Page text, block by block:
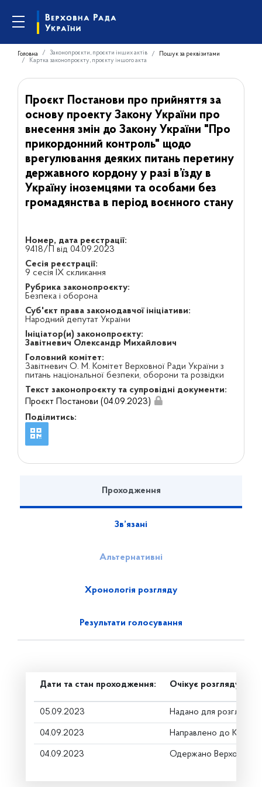
Головна Законопроєкти, проєкти інших актів
Пошук за реквізитами
Картка законопроєкту, проєкту іншого акта
Проєкт Постанови про прийняття за
основу проекту Закону України про
внесення змін до Закону України "Про
прикордонний контроль" щодо
врегулювання деяких питань перетину
державного кордону у разі в’їзду в
Україну іноземцями та особами без
громадянства в період воєнного стану
Номер, дата реєстрації:
9418/П від 04.09.2023
Сесія реєстрації:
9 сесія IX скликання
Рубрика законопроєкту:
Безпека і оборона
Суб'єкт права законодавчої ініціативи:
Народний депутат України
Ініціатор(и) законопроєкту:
Завітневич Олександр Михайлович
Головний комітет:
Завітневич О. М. Комітет Верховної Ради України з
питань національної безпеки, оборони та розвідки
Текст законопроєкту та супровідні документи:
Проєкт Постанови (04.09.2023)
Поділитись:
Проходження
Зв’язані
Альтернативні
Хронологія розгляду
Результати голосування
Дати та стан проходження: Очікує розгляду
05.09.2023 Надано для розгляду
04.09.2023 Направлено до
04.09.2023 Одержано Верховною